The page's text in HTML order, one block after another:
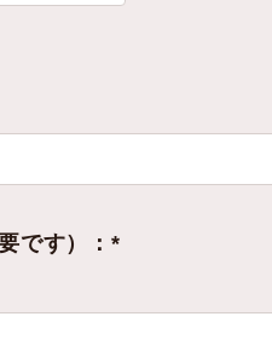
です）：*